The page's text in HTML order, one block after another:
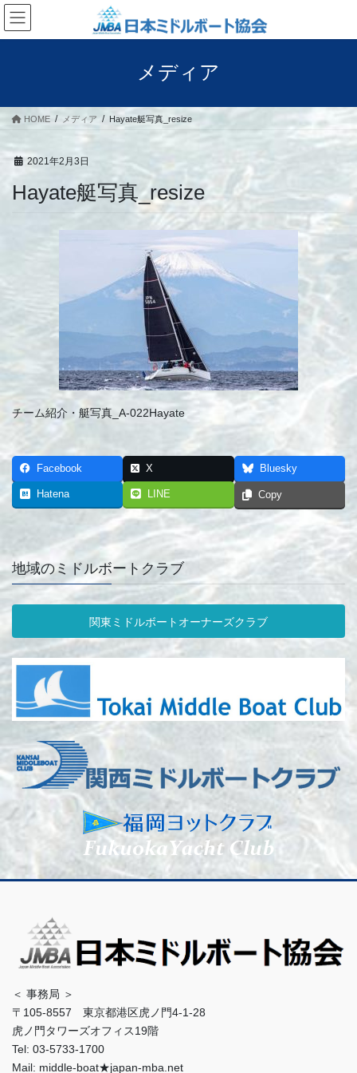
コ
ン
テ
ス
プ
ナ
ビ
ゲ
ン
動
メディア
HOME メディア Hayate艇写真_resize
2021年2月3日
Hayate艇写真_resize
チーム紹介・艇写真_A-022Hayate
Facebook X Bluesky
Hatena LINE Copy
地域のミドルボートクラブ
関東ミドルボートオーナーズクラブ
＜ 事務局 ＞
〒105-8557 東京都港区虎ノ門4-1-28
虎ノ門タワーズオフィス19階
Tel: 03-5733-1700
Mail: middle-boat★japan-mba.net